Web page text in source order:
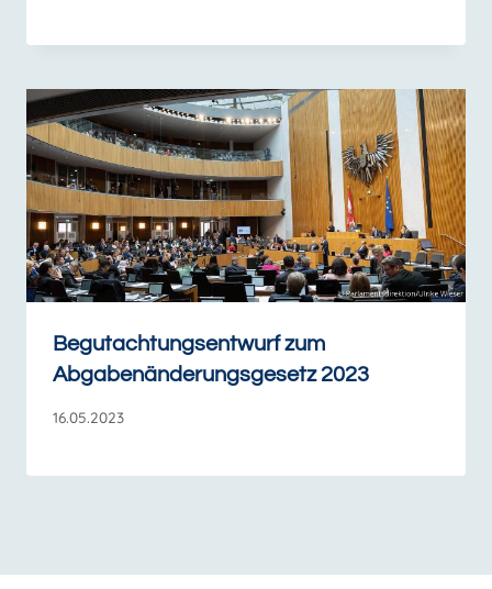
Begutachtungsentwurf zum
Abgabenänderungsgesetz 2023
16.05.2023